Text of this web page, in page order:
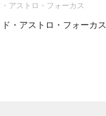
アストロ・フォーカス
・アストロ・フォーカス